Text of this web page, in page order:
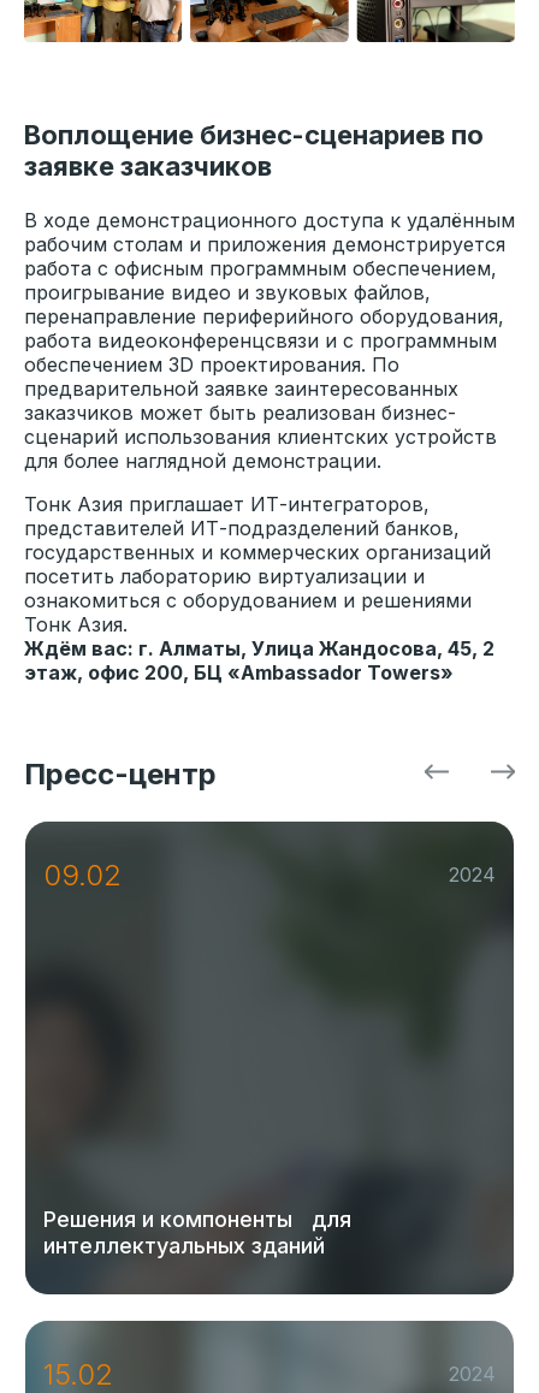
Воплощение бизнес-сценариев по
заявке заказчиков
В ходе демонстрационного доступа к удалённым
рабочим столам и приложения демонстрируется
работа с офисным программным обеспечением,
проигрывание видео и звуковых файлов,
перенаправление периферийного оборудования,
работа видеоконференцсвязи и с программным
обеспечением 3D проектирования. По
предварительной заявке заинтересованных
заказчиков может быть реализован бизнес-
сценарий использования клиентских устройств
для более наглядной демонстрации.
Тонк Азия приглашает ИТ-интеграторов,
представителей ИТ-подразделений банков,
государственных и коммерческих организаций
посетить лабораторию виртуализации и
ознакомиться с оборудованием и решениями
Тонк Азия.
Ждём вас: г. Алматы, ​Улица Жандосова, 45, 2
этаж, офис 200, БЦ «Ambassador Towers»
Пресс-центр
Эксперты «ТОНК» и «Лаборатории
клиентов в противодействии
киберугрозам и снижении TCO
09.02
09.02 2024
Решения и компоненты для
интеллектуальных зданий
15.02 2024